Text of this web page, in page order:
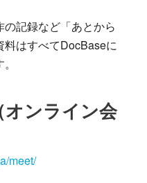
記録など「あとから
料はすべてDocBaseに
オンライン会
meet/